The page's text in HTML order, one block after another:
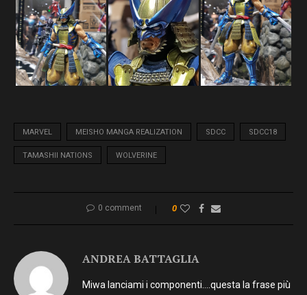
MARVEL MEISHO MANGA REALIZATION SDCC SDCC18
TAMASHII NATIONS WOLVERINE
0 comment 0
ANDREA BATTAGLIA
Miwa lanciami i componenti….questa la frase più